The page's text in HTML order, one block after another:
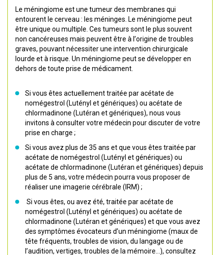
Le méningiome est une tumeur des membranes qui
entourent le cerveau : les méninges. Le méningiome peut
être unique ou multiple. Ces tumeurs sont le plus souvent
non cancéreuses mais peuvent être à l’origine de troubles
graves, pouvant nécessiter une intervention chirurgicale
lourde et à risque. Un méningiome peut se développer en
dehors de toute prise de médicament.
Si vous êtes actuellement traitée par acétate de
nomégestrol (Lutényl et génériques) ou acétate de
chlormadinone (Lutéran et génériques), nous vous
invitons à consulter votre médecin pour discuter de votre
prise en charge ;
Si vous avez plus de 35 ans et que vous êtes traitée par
acétate de nomégestrol (Lutényl et génériques) ou
acétate de chlormadinone (Lutéran et génériques) depuis
plus de 5 ans, votre médecin pourra vous proposer de
réaliser une imagerie cérébrale (IRM) ;
Si vous êtes, ou avez été, traitée par acétate de
nomégestrol (Lutényl et génériques) ou acétate de
chlormadinone (Lutéran et génériques) et que vous avez
des symptômes évocateurs d’un méningiome (maux de
tête fréquents, troubles de vision, du langage ou de
l’audition, vertiges, troubles de la mémoire…), consultez